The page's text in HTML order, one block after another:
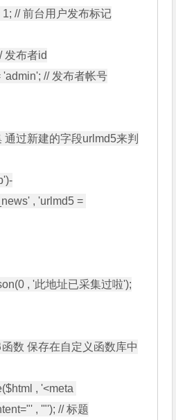
通过新建的字段urlmd5来判
, 'urlmd5 =
数 保存在自定义函数库中
, '<meta
, '"'); // 标题